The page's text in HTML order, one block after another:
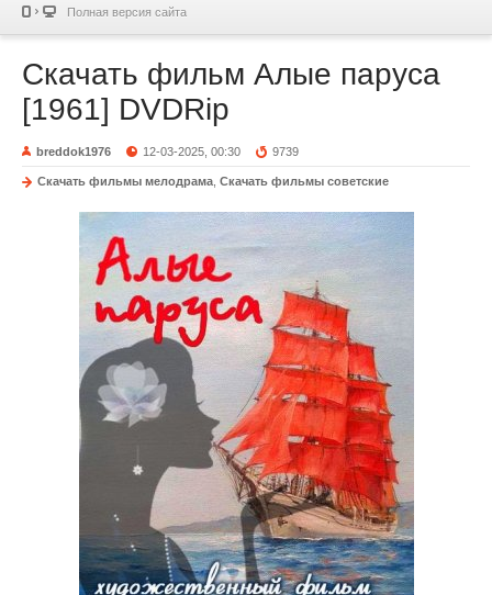
Полная версия сайта
Скачать фильм Алые паруса
[1961] DVDRip
breddok1976 12-03-2025, 00:30 9739
Скачать фильмы мелодрама Скачать фильмы советские